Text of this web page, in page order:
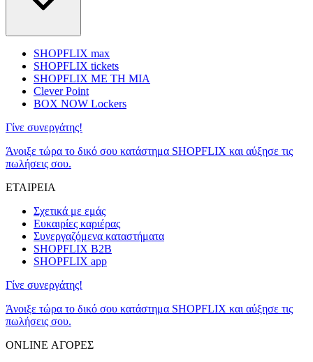
SHOPFLIX max
SHOPFLIX tickets
SHOPFLIX ΜΕ ΤΗ ΜΙΑ
Clever Point
BOX NOW Lockers
Γίνε συνεργάτης!
Άνοιξε τώρα το δικό σου κατάστημα SHOPFLIX και αύξησε τις
πωλήσεις σου.
ΕΤΑΙΡΕΙΑ
Σχετικά με εμάς
Ευκαιρίες καριέρας
Συνεργαζόμενα καταστήματα
SHOPFLIX B2B
SHOPFLIX app
Γίνε συνεργάτης!
Άνοιξε τώρα το δικό σου κατάστημα SHOPFLIX και αύξησε τις
πωλήσεις σου.
ONLINE ΑΓΟΡΕΣ